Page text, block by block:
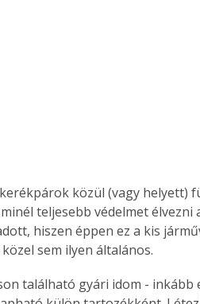
közül (vagy helyett)
teljesebb védelmet
hiszen éppen ez a kis
sem ilyen általános.
található gyári idom -